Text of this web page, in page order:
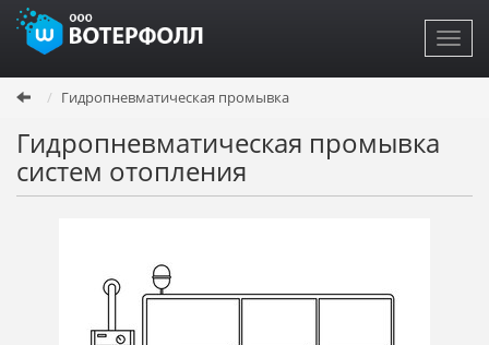
Перейти
основному
содержанию
Гидропневматическая промывка
Гидропневматическая промывка
систем отопления